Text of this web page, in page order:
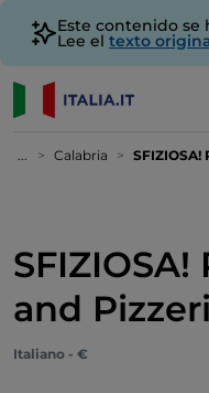
Este contenido se
Lee el texto
... Calabria SFIZIOSA!
and
Italiano - €